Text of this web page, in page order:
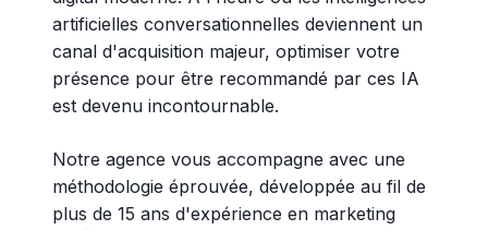
artificielles conversationnelles deviennent un
canal d'acquisition majeur, optimiser votre
présence pour être recommandé par ces IA
est devenu incontournable.
Notre agence vous accompagne avec une
méthodologie éprouvée, développée au fil de
plus de 15 ans d'expérience en marketing